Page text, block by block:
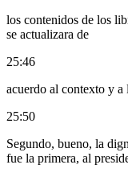
los contenidos de los
se actualizara de
25:46
acuerdo al contexto y a
25:50
Segundo, bueno, la
fue la primera, al